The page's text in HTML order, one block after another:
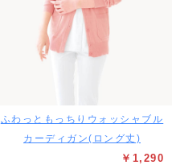
ふわっともっちりウォッシャブル
カーディガン(ロング丈)
￥1,290